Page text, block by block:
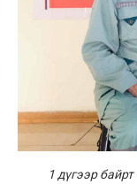
1 дүгээр